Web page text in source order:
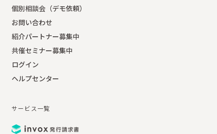
個別相談会（デモ依頼）
お問い合わせ
紹介パートナー募集中
共催セミナー募集中
ログイン
ヘルプセンター
サービス一覧